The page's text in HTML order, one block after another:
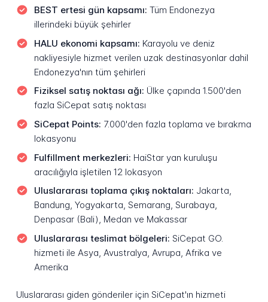
BEST ertesi gün kapsamı: Tüm Endonezya
illerindeki büyük şehirler
HALU ekonomi kapsamı: Karayolu ve deniz
nakliyesiyle hizmet verilen uzak destinasyonlar dahil
Endonezya'nın tüm şehirleri
Fiziksel satış noktası ağı: Ülke çapında 1.500'den
fazla SiCepat satış noktası
SiCepat Points: 7.000'den fazla toplama ve bırakma
lokasyonu
Fulfillment merkezleri: HaiStar yan kuruluşu
aracılığıyla işletilen 12 lokasyon
Uluslararası toplama çıkış noktaları: Jakarta,
Bandung, Yogyakarta, Semarang, Surabaya,
Denpasar (Bali), Medan ve Makassar
Uluslararası teslimat bölgeleri: SiCepat GO.
hizmeti ile Asya, Avustralya, Avrupa, Afrika ve
Amerika
Uluslararası giden gönderiler için SiCepat'ın hizmeti